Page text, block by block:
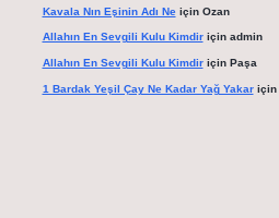
Kavala Nın Eşinin Adı Neiçin Ozan
Allahın En Sevgili Kulu Kimdiriçin admin
Allahın En Sevgili Kulu Kimdiriçin Paşa
1 Bardak Yeşil Çay Ne Kadar Yağ Yakariçin